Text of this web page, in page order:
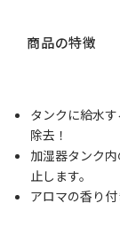
商品の特徴
タンクに給水
除去！
加湿器タンク
止します。
アロマの香り